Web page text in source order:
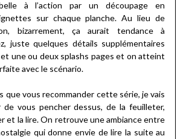
à l’action par un découpage en
sur chaque planche. Au lieu de
bizarrement, ça aurait tendance à
juste quelques détails supplémentaires
une ou deux splashs pages et on atteint
avec le scénario.
que vous recommander cette série, je vais
de vous pencher dessus, de la feuilleter,
et la lire. On retrouve une ambiance entre
qui donne envie de lire la suite au